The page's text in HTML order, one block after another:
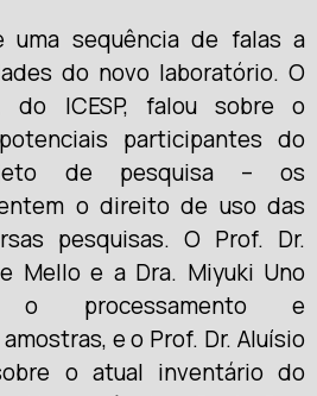
uma sequência de falas a
do novo laboratório. O
do ICESP, falou sobre o
participantes do
de pesquisa – os
o direito de uso das
pesquisas. O Prof. Dr.
Mello e a Dra. Miyuki Uno
o processamento e
e o Prof. Dr. Aluísio
o atual inventário do